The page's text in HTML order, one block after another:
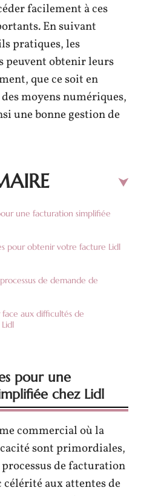
facilement à ces
En suivant
pratiques, les
peuvent obtenir leurs
que ce soit en
moyens numériques,
une bonne gestion de
une facturation simplifiée
pour obtenir votre facture Lidl
de demande de
aux difficultés de
pour une
chez Lidl
commercial où la
sont primordiales,
de facturation
célérité aux attentes de